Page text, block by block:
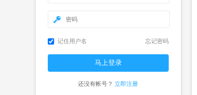
记住用户名 忘记密码
还没有帐号？ 立即注册